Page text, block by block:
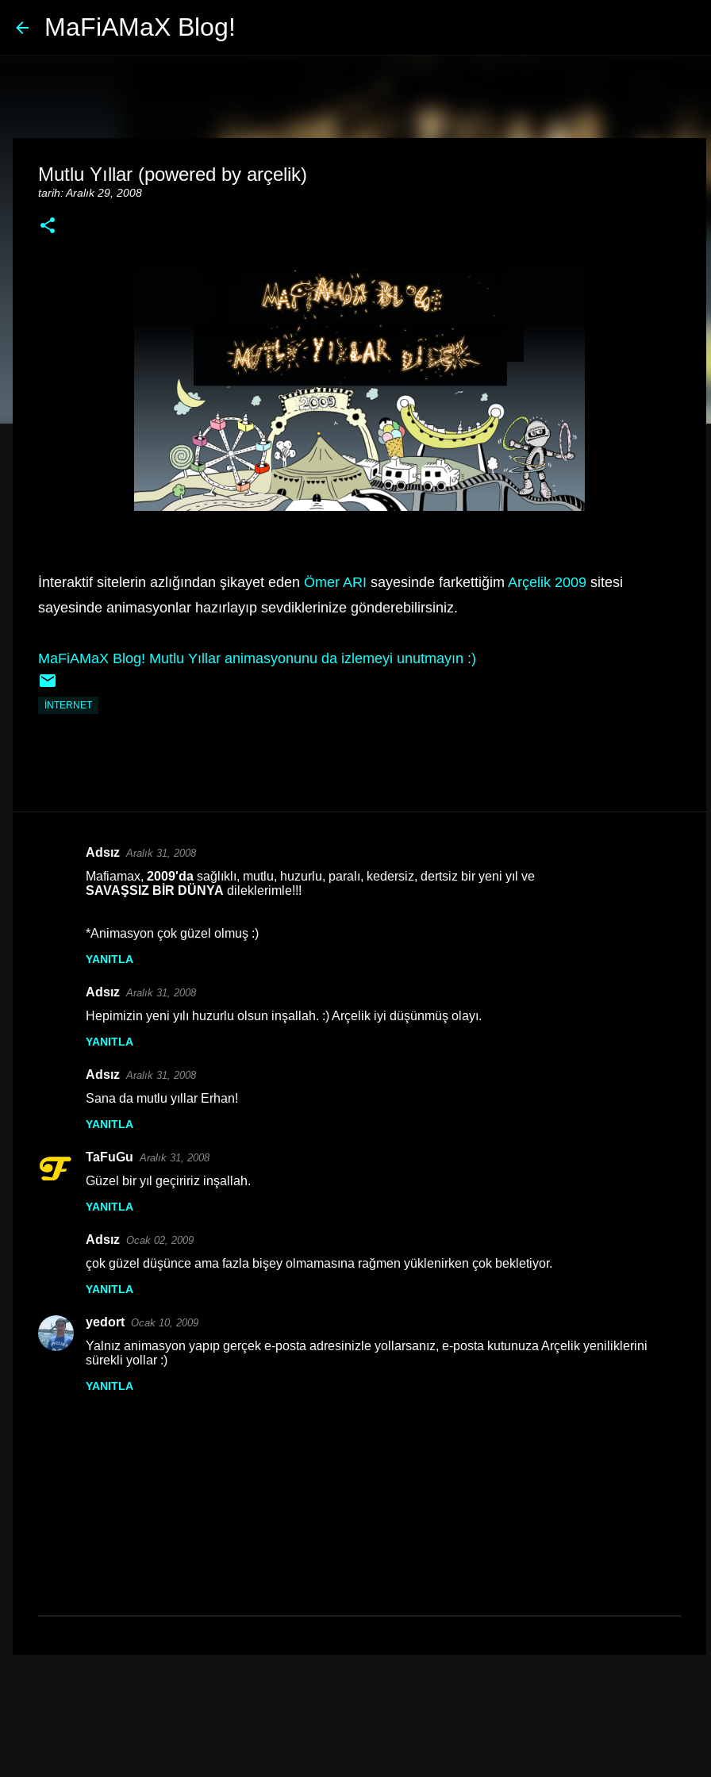
MaFiAMaX Blog!
Mutlu Yıllar (powered by arçelik)
tarih:Aralık 29, 2008
İnteraktif sitelerin azlığından şikayet eden Ömer ARI sayesinde farkettiğim Arçelik 2009 sitesi
sayesinde animasyonlar hazırlayıp sevdiklerinize gönderebilirsiniz.
MaFiAMaX Blog! Mutlu Yıllar animasyonunu da izlemeyi unutmayın :)
İNTERNET
Adsız Aralık 31, 2008
Mafiamax, 2009'da sağlıklı, mutlu, huzurlu, paralı, kedersiz, dertsiz bir yeni yıl ve
SAVAŞSIZ BİR DÜNYA dileklerimle!!!
*Animasyon çok güzel olmuş :)
YANITLA
Adsız Aralık 31, 2008
Hepimizin yeni yılı huzurlu olsun inşallah. :) Arçelik iyi düşünmüş olayı.
YANITLA
Adsız Aralık 31, 2008
Sana da mutlu yıllar Erhan!
YANITLA
TaFuGu Aralık 31, 2008
Güzel bir yıl geçiririz inşallah.
YANITLA
Adsız Ocak 02, 2009
çok güzel düşünce ama fazla bişey olmamasına rağmen yüklenirken çok bekletiyor.
YANITLA
yedort Ocak 10, 2009
Yalnız animasyon yapıp gerçek e-posta adresinizle yollarsanız, e-posta kutunuza Arçelik yeniliklerini
sürekli yollar :)
YANITLA